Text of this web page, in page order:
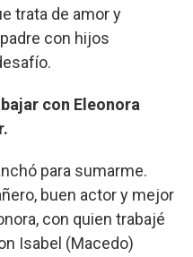
trata de amor y
con hijos
con Eleonora
para sumarme.
buen actor y mejor
con quien trabajé
Isabel (Macedo)